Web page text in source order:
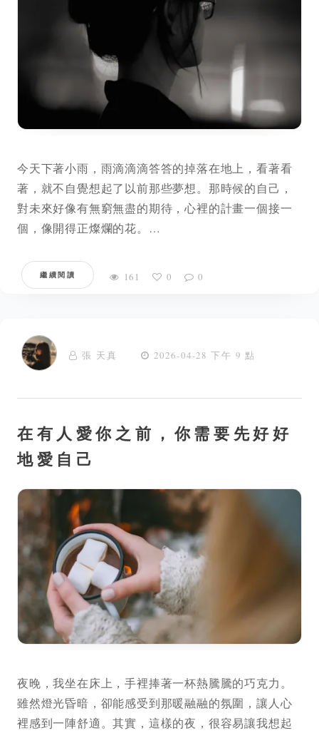
今天下著小雨，雨滴滴滴答答的掉落在地上，看著看
著，就不自覺想起了以前那些夢想。那時候的自己，
對未來好像有無窮無盡的期待，心裡的計畫一個接一
個，像開得正燦爛的花。…
繼續閱讀 161 0 0
張 天真 2026-04-28 下午 9 點
在有人愛你之前，你需要先好好
地愛自己
夜晚，我坐在床上，手裡捧著一杯熱騰騰的巧克力。
雖然燈光昏暗，卻能感受到那暖融融的氛圍，讓人心
裡感到一陣舒適。其實，這樣的夜，很容易讓我想起